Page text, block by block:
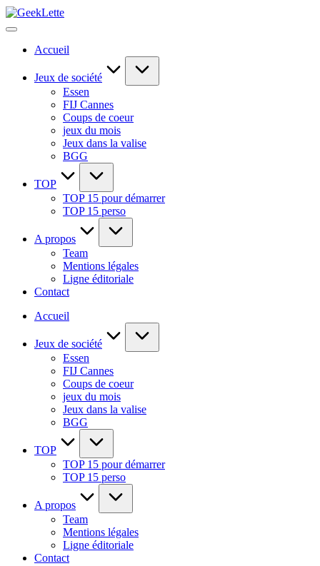
Skip
GeekLette
blog
Accueil
Jeux de société
Essen
FIJ Cannes
Coups de coeur
jeux du mois
Jeux dans la valise
BGG
TOP
TOP 15 pour démarrer
TOP 15 perso
A propos
Team
Mentions légales
Ligne éditoriale
Contact
Accueil
Jeux de société
Essen
FIJ Cannes
Coups de coeur
jeux du mois
Jeux dans la valise
BGG
TOP
TOP 15 pour démarrer
TOP 15 perso
A propos
Team
Mentions légales
Ligne éditoriale
Contact